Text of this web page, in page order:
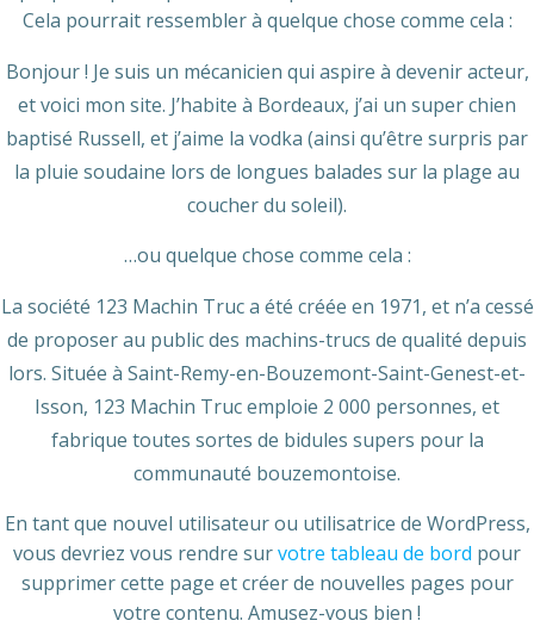
Cela pourrait ressembler à quelque chose comme cela :
Bonjour ! Je suis un mécanicien qui aspire à devenir acteur,
et voici mon site. J’habite à Bordeaux, j’ai un super chien
baptisé Russell, et j’aime la vodka (ainsi qu’être surpris par
la pluie soudaine lors de longues balades sur la plage au
coucher du soleil).
…ou quelque chose comme cela :
La société 123 Machin Truc a été créée en 1971, et n’a cessé
de proposer au public des machins-trucs de qualité depuis
lors. Située à Saint-Remy-en-Bouzemont-Saint-Genest-et-
Isson, 123 Machin Truc emploie 2 000 personnes, et
fabrique toutes sortes de bidules supers pour la
communauté bouzemontoise.
En tant que nouvel utilisateur ou utilisatrice de WordPress,
vous devriez vous rendre survotre tableau de bord pour
supprimer cette page et créer de nouvelles pages pour
votre contenu. Amusez-vous bien !